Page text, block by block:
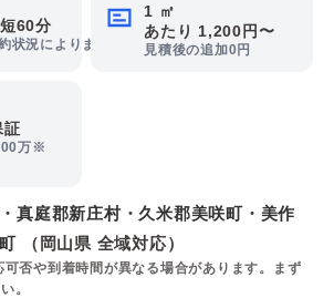
60分
状況によります
1 ㎡
あたり 1,200円〜
見積後の追加0円
証
万※
・真庭郡新庄村・ 久米郡美咲町・ 美作
（岡山県 全域対応）
否や到着時間が異なる場合があります。まず
。